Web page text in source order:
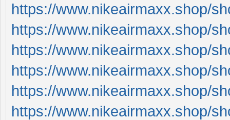
https://www.nikeairmaxx.shop/
https://www.nikeairmaxx.shop/
https://www.nikeairmaxx.shop/
https://www.nikeairmaxx.shop/
https://www.nikeairmaxx.shop/
https://www.nikeairmaxx.shop/